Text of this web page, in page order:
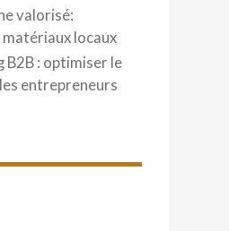
valorisé:
locaux
: optimiser le
entrepreneurs